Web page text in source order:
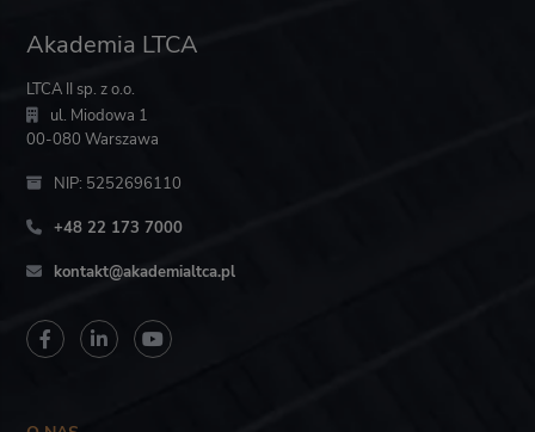
Akademia LTCA
LTCA II sp. z o.o.
ul. Miodowa 1
00-080 Warszawa
NIP: 5252696110
+48 22 173 7000
kontakt@akademialtca.pl